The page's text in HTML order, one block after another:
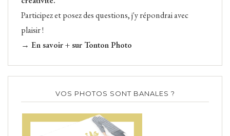
Participez et posez des questions, j'y répondrai avec
plaisir !
→ En savoir + sur Tonton Photo
VOS PHOTOS SONT BANALES ?